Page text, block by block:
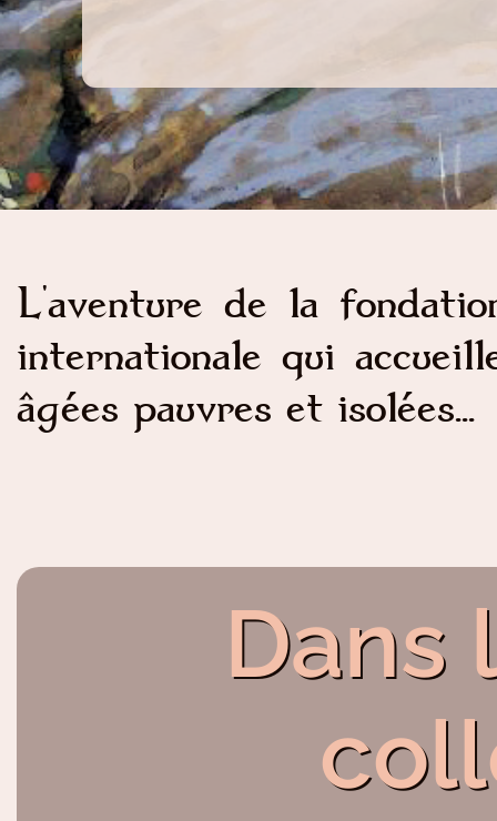
L'aventure de la
internationale qui
âgées pauvres et isolées...
Dans